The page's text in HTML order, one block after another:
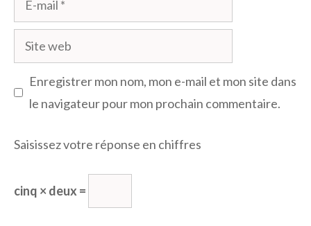
mail
Site
web
Enregistrer mon nom, mon e-mail et mon site dans
le navigateur pour mon prochain commentaire.
Saisissez votre réponse en chiffres
cinq × deux =